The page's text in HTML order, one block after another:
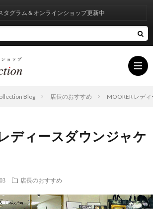
LIST
オンラインショップ更新中
Blog 店長のおすすめ MOORER レデ
ディースダウンジャケ
店長のおすすめ